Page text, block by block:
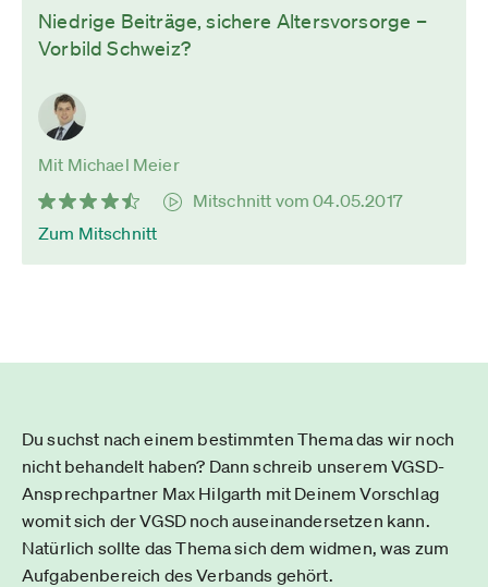
Niedrige Beiträge, sichere Altersvorsorge –
Vorbild Schweiz?
Mit Michael Meier
Mitschnitt vom 04.05.2017
Zum Mitschnitt
Du suchst nach einem bestimmten Thema das wir noch
nicht behandelt haben? Dann schreib unserem VGSD-
Ansprechpartner Max Hilgarth mit Deinem Vorschlag
womit sich der VGSD noch auseinandersetzen kann.
Natürlich sollte das Thema sich dem widmen, was zum
Aufgabenbereich des Verbands gehört.